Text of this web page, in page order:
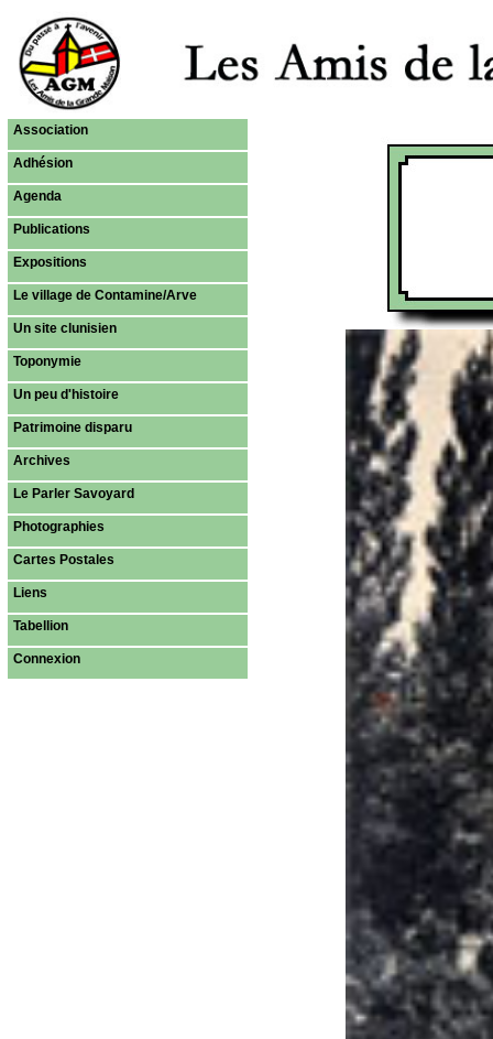
Association
Adhésion
Agenda
Publications
Expositions
Le village de Contamine/Arve
Un site clunisien
Toponymie
Un peu d'histoire
Patrimoine disparu
Archives
Le Parler Savoyard
Photographies
Cartes Postales
Liens
Tabellion
Connexion